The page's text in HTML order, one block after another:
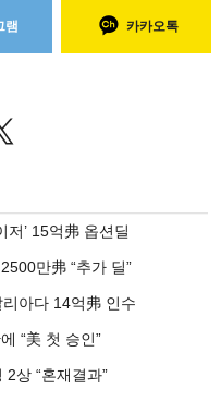
램 카카오톡
저’ 15억弗 옵션딜
만弗 “추가 딜”
리아다 14억弗 인수
“美 첫 승인”
2상 “혼재결과”